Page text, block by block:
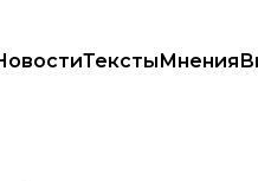
ТекстыМнения
нелегалов, их